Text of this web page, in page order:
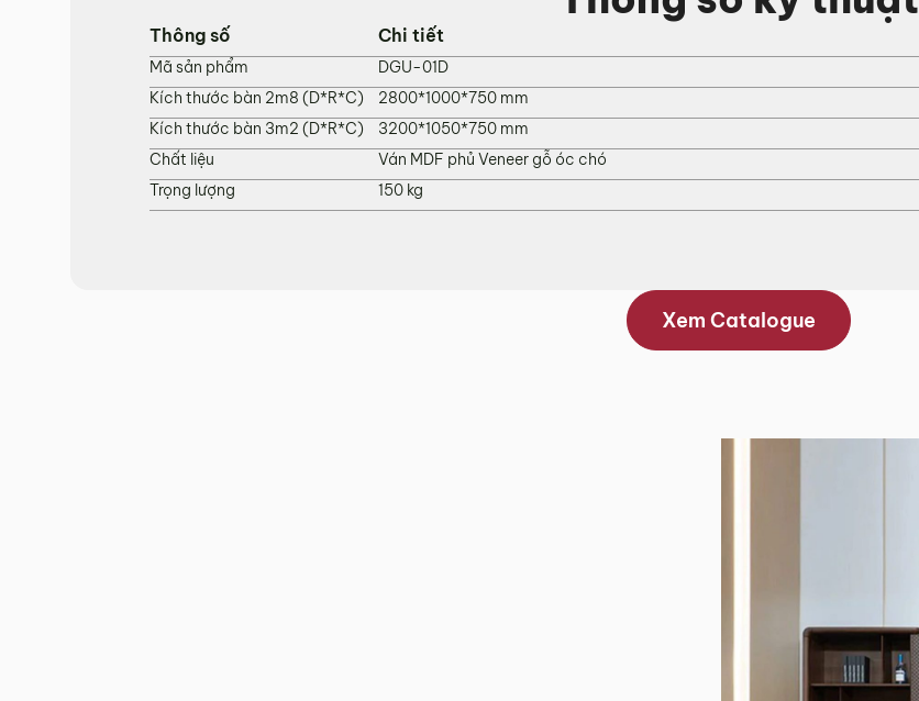
Thông số Chi tiết
Mã sản phẩm
DGU-01D
Kích thước bàn 2m8 (D*R*C)
2800*1000*750 mm
Kích thước bàn 3m2 (D*R*C)
3200*1050*750 mm
Chất liệu
Ván MDF phủ Veneer gỗ óc chó
Trọng lượng
150 kg
Xem Catalogue